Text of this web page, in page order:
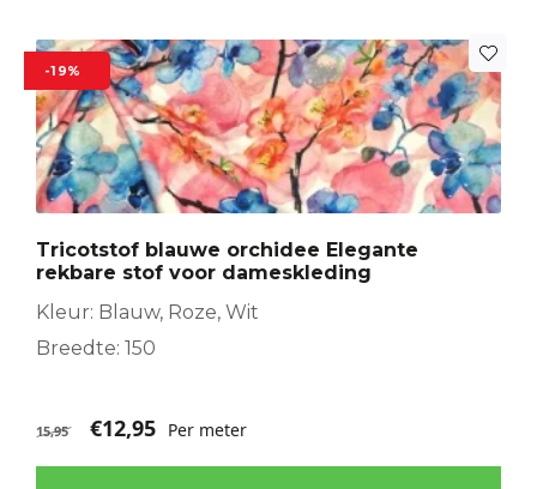
-19%
Tricotstof blauwe orchidee Elegante
rekbare stof voor dameskleding
Kleur: Blauw, Roze, Wit
Breedte: 150
15,95 €12,95 Per meter